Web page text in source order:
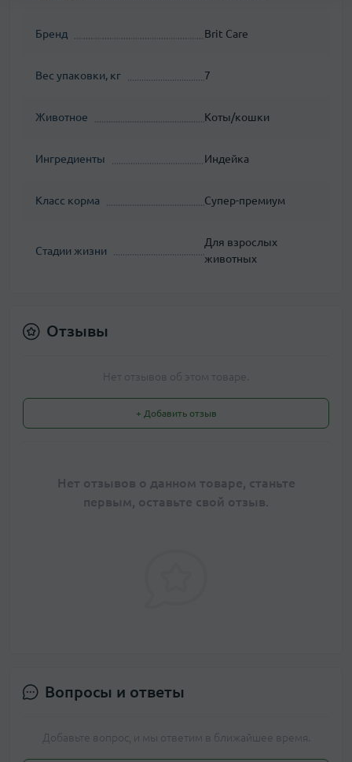
Бренд Brit Care
Вес упаковки, кг 7
Животное Коты/кошки
Ингредиенты Индейка
Класс корма Супер-премиум
Стадии жизни
Для взрослых
животных
Отзывы
Нет отзывов об этом товаре.
+ Добавить отзыв
Нет отзывов о данном товаре, станьте
первым, оставьте свой отзыв.
Вопросы и ответы
Добавьте вопрос, и мы ответим в ближайшее время.